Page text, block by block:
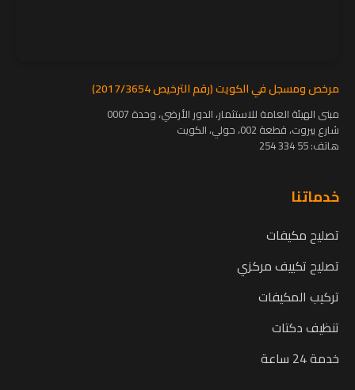
مرخص ومسجل في الكويت (رقم الترخيص 2017/3654)
مبنى الهيئة العامة للاستثمار، الدور الأرضي، وحدة 0007
شارع بيروت، قطعة 002، حولي، الكويت
هاتف:55 334 254
خدماتنا
تصليح مكيفات
تصليح تكييف مركزي
تركيب المكيفات
تنظيف دكتات
خدمة 24 ساعة